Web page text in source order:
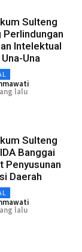
Sulteng
Perlindungan
Intelektual
Una
lalu
Sulteng
Banggai
Penyusunan
Daerah
lalu